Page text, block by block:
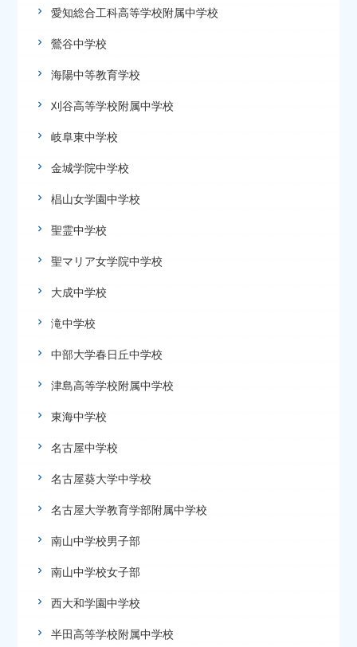
愛知総合工科高等学校附属中学校
鶯谷中学校
海陽中等教育学校
刈谷高等学校附属中学校
岐阜東中学校
金城学院中学校
椙山女学園中学校
聖霊中学校
聖マリア女学院中学校
大成中学校
滝中学校
中部大学春日丘中学校
津島高等学校附属中学校
東海中学校
名古屋中学校
名古屋葵大学中学校
名古屋大学教育学部附属中学校
南山中学校男子部
南山中学校女子部
西大和学園中学校
半田高等学校附属中学校